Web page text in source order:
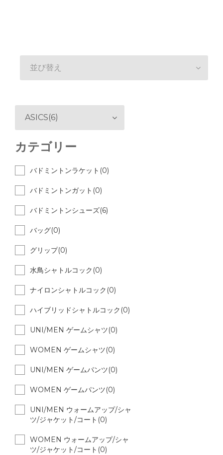
並び替え
ASICS(6)
カテゴリー
バドミントンラケット(0)
バドミントンガット(0)
バドミントンシューズ(6)
バッグ(0)
グリップ(0)
水鳥シャトルコック(0)
ナイロンシャトルコック(0)
ハイブリッドシャトルコック(0)
UNI/MEN ゲームシャツ(0)
WOMEN ゲームシャツ(0)
UNI/MEN ゲームパンツ(0)
WOMEN ゲームパンツ(0)
UNI/MEN ウォームアップ/シャ
ツ/ジャケット/コート(0)
WOMEN ウォームアップ/シャ
ツ/ジャケット/コート(0)